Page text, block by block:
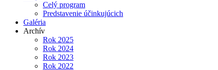
Celý program
Predstavenie účinkujúcich
Galéria
Archív
Rok 2025
Rok 2024
Rok 2023
Rok 2022